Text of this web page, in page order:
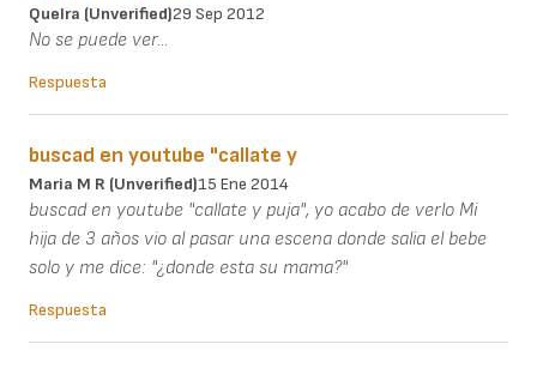
Quelra (unverified)29 Sep 2012
No se puede ver...
Respuesta
buscad en youtube "callate y
Maria M R (unverified)15 Ene 2014
buscad en youtube "callate y puja", yo acabo de verlo Mi
hija de 3 años vio al pasar una escena donde salia el bebe
solo y me dice: "¿donde esta su mama?"
Respuesta